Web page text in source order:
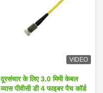
VIDEO
दूरसंचार के लिए 3.0 मिमी केबल
व्यास पीवीसी डी 4 फाइबर पैच कॉर्ड